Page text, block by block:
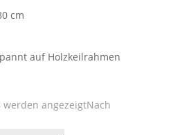
cm
auf Holzkeilrahmen
werden angezeigtNach